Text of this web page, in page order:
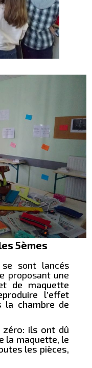
5èmes
sont lancés
proposant une
de maquette
l’effet
la chambre de
ils ont dû
la maquette, le
les pièces,